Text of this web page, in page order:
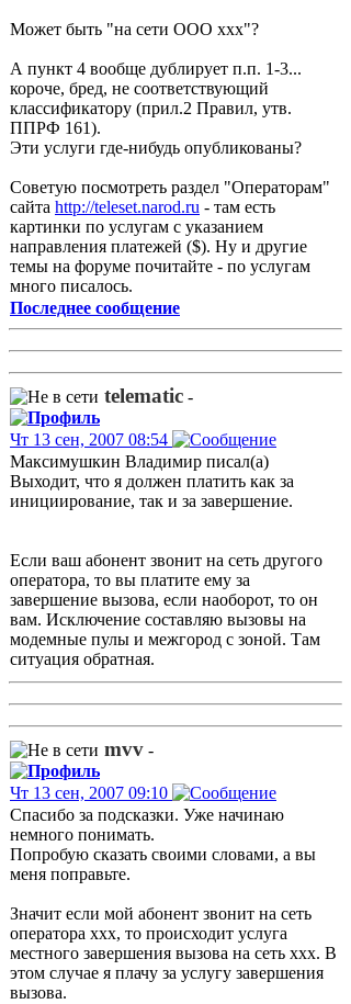
Может быть "на сети ООО ххх"?
А пункт 4 вообще дублирует п.п. 1-3...
короче, бред, не соответствующий
классификатору (прил.2 Правил, утв.
ППРФ 161).
Эти услуги где-нибудь опубликованы?
Советую посмотреть раздел "Операторам"
сайта http://teleset.narod.ru - там есть
картинки по услугам с указанием
направления платежей ($). Ну и другие
темы на форуме почитайте - по услугам
много писалось.
Последнее сообщение
telematic -
Чт 13 сен, 2007 08:54
Максимушкин Владимир писал(а)
Выходит, что я должен платить как за
инициирование, так и за завершение.
Если ваш абонент звонит на сеть другого
оператора, то вы платите ему за
завершение вызова, если наоборот, то он
вам. Исключение составляю вызовы на
модемные пулы и межгород с зоной. Там
ситуация обратная.
mvv -
Чт 13 сен, 2007 09:10
Спасибо за подсказки. Уже начинаю
немного понимать.
Попробую сказать своими словами, а вы
меня поправьте.
Значит если мой абонент звонит на сеть
оператора xxx, то происходит услуга
местного завершения вызова на сеть xxx. В
этом случае я плачу за услугу завершения
вызова.